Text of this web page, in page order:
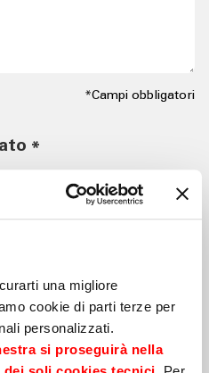
una migliore
cookie di parti terze per
personalizzati.
si proseguirà nella
*Campi obbligatori
*
di aver preso visione
al link di cui